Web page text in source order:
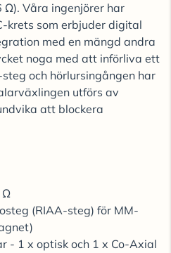
Våra ingenjörer har
krets som erbjuder digital
med en mängd andra
noga med att införliva ett
och hörlursingången har
utförs av
att blockera
Ω
(RIAA-steg) för MM-
- 1 x optisk och 1 x Co-Axial